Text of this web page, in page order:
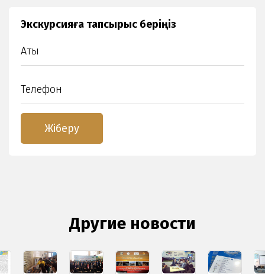
Экскурсияға тапсырыс беріңіз
Другие новости